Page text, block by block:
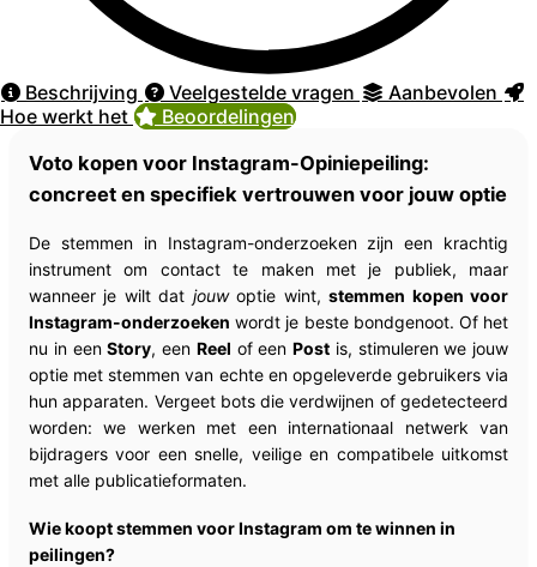
Beschrijving Veelgestelde vragen
Aanbevolen
Hoe werkt het
Beoordelingen
Voto kopen voor Instagram-Opiniepeiling:
concreet en specifiek vertrouwen voor jouw optie
De stemmen in Instagram-onderzoeken zijn een krachtig
instrument om contact te maken met je publiek, maar
wanneer je wilt dat jouwoptie wint,stemmen kopen voor
Instagram-onderzoeken wordt je beste bondgenoot. Of het
nu in eenStory, een Reel of een Post is, stimuleren we jouw
optie met stemmen van echte en opgeleverde gebruikers via
hun apparaten. Vergeet bots die verdwijnen of gedetecteerd
worden: we werken met een internationaal netwerk van
bijdragers voor een snelle, veilige en compatibele uitkomst
met alle publicatieformaten.
Wie koopt stemmen voor Instagram om te winnen in
peilingen?